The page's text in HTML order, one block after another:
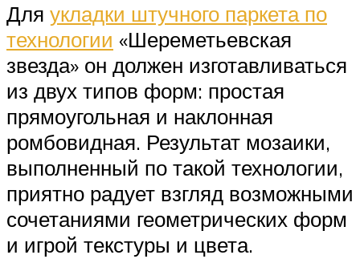
Для укладки штучного паркета по
технологии «Шереметьевская
звезда» он должен изготавливаться
из двух типов форм: простая
прямоугольная и наклонная
ромбовидная. Результат мозаики,
выполненный по такой технологии,
приятно радует взгляд возможными
сочетаниями геометрических форм
и игрой текстуры и цвета.